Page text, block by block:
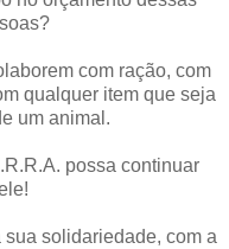
com ração, com
qualquer item que seja
um animal.
possa continuar
solidariedade, com a